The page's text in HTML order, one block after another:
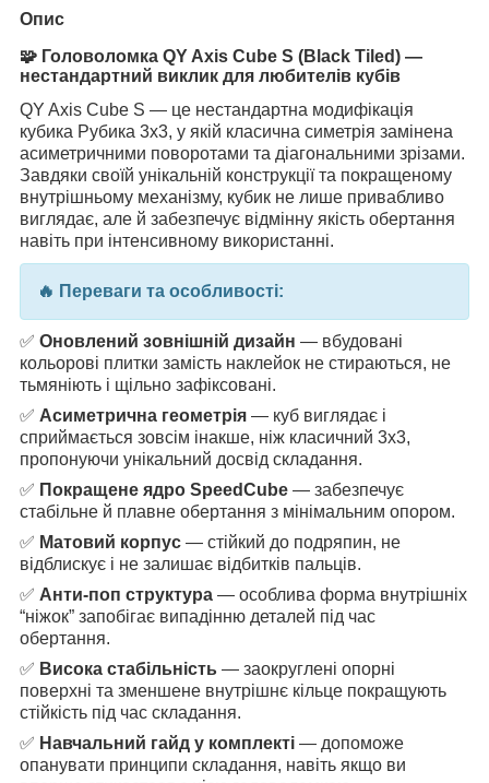
Опис
🧩 Головоломка QY Axis Cube S (Black Tiled) —
нестандартний виклик для любителів кубів
QY Axis Cube S — це нестандартна модифікація
кубика Рубика 3x3, у якій класична симетрія замінена
асиметричними поворотами та діагональними зрізами.
Завдяки своїй унікальній конструкції та покращеному
внутрішньому механізму, кубик не лише привабливо
виглядає, але й забезпечує відмінну якість обертання
навіть при інтенсивному використанні.
🔥 Переваги та особливості:
✅ Оновлений зовнішній дизайн — вбудовані
кольорові плитки замість наклейок не стираються, не
тьмяніють і щільно зафіксовані.
✅ Асиметрична геометрія — куб виглядає і
сприймається зовсім інакше, ніж класичний 3x3,
пропонуючи унікальний досвід складання.
✅ Покращене ядро SpeedCube — забезпечує
стабільне й плавне обертання з мінімальним опором.
✅ Матовий корпус — стійкий до подряпин, не
відблискує і не залишає відбитків пальців.
✅ Анти-поп структура — особлива форма внутрішніх
“ніжок” запобігає випадінню деталей під час
обертання.
✅ Висока стабільність — заокруглені опорні
поверхні та зменшене внутрішнє кільце покращують
стійкість під час складання.
✅ Навчальний гайд у комплекті — допоможе
опанувати принципи складання, навіть якщо ви